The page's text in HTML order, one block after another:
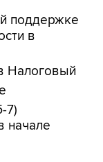
поддержке
в
Налоговый
7)
начале